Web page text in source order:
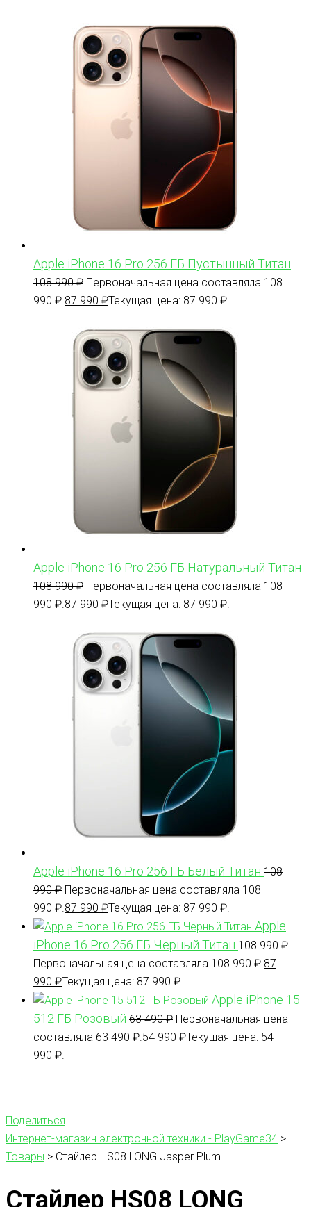
Apple iPhone 16 Pro 256 ГБ Пустынный Титан
108 990₽ Первоначальная цена составляла 108
990 ₽. 87 990 ₽Текущая цена: 87 990 ₽.
Apple iPhone 16 Pro 256 ГБ Натуральный Титан
108 990₽ Первоначальная цена составляла 108
990 ₽. 87 990 ₽Текущая цена: 87 990 ₽.
Apple iPhone 16 Pro 256 ГБ Белый Титан 108
990₽ Первоначальная цена составляла 108
990 ₽. 87 990 ₽Текущая цена: 87 990 ₽.
Apple
iPhone 16 Pro 256 ГБ Черный Титан 108 990₽
Первоначальная цена составляла 108 990 ₽. 87
990 ₽Текущая цена: 87 990 ₽.
Apple iPhone 15
512 ГБ Розовый 63 490₽ Первоначальная цена
составляла 63 490 ₽. 54 990 ₽Текущая цена: 54
990 ₽.
Поделиться
Интернет-магазин электронной техники - PlayGame34 >
Товары > Стайлер HS08 LONG Jasper Plum
Стайлер HS08 LONG